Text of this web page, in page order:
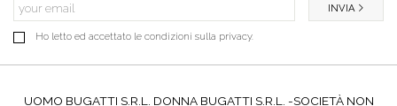
Ho letto ed accettato le condizioni sulla privacy.
INVIA
UOMO BUGATTI S.R.L. DONNA BUGATTI S.R.L. -SOCIETÀ NON